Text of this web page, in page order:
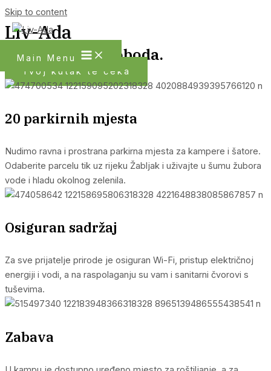
Skip to content
Main Menu
Liv-Ada
Priroda. Mir. Sloboda.
Tvoj kutak te čeka
20 parkirnih mjesta
Nudimo ravna i prostrana parkirna mjesta za kampere i šatore.
Odaberite parcelu tik uz rijeku Žabljak i uživajte u šumu žubora
vode i hladu okolnog zelenila.
Osiguran sadržaj
Za sve prijatelje prirode je osiguran Wi-Fi, pristup električnoj
energiji i vodi, a na raspolaganju su vam i sanitarni čvorovi s
tuševima.
Zabava